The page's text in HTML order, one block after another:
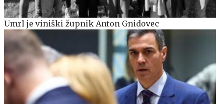
Umrl je viniški župnik Anton Gnidovec